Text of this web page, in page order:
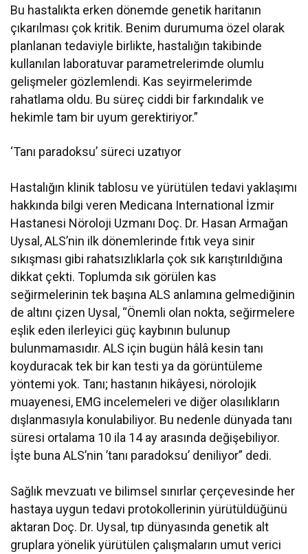
Bu hastalıkta erken dönemde genetik haritanın
çıkarılması çok kritik. Benim durumuma özel olarak
planlanan tedaviyle birlikte, hastalığın takibinde
kullanılan laboratuvar parametrelerimde olumlu
gelişmeler gözlemlendi. Kas seyirmelerimde
rahatlama oldu. Bu süreç ciddi bir farkındalık ve
hekimle tam bir uyum gerektiriyor.”
‘Tanı paradoksu’ süreci uzatıyor
Hastalığın klinik tablosu ve yürütülen tedavi yaklaşımı
hakkında bilgi veren Medicana International İzmir
Hastanesi Nöroloji Uzmanı Doç. Dr. Hasan Armağan
Uysal, ALS’nin ilk dönemlerinde fıtık veya sinir
sıkışması gibi rahatsızlıklarla çok sık karıştırıldığına
dikkat çekti. Toplumda sık görülen kas
seğirmelerinin tek başına ALS anlamına gelmediğinin
de altını çizen Uysal, “Önemli olan nokta, seğirmelere
eşlik eden ilerleyici güç kaybının bulunup
bulunmamasıdır. ALS için bugün hâlâ kesin tanı
koyduracak tek bir kan testi ya da görüntüleme
yöntemi yok. Tanı; hastanın hikâyesi, nörolojik
muayenesi, EMG incelemeleri ve diğer olasılıkların
dışlanmasıyla konulabiliyor. Bu nedenle dünyada tanı
süresi ortalama 10 ila 14 ay arasında değişebiliyor.
İşte buna ALS’nin ’tanı paradoksu’ deniliyor” dedi.
Sağlık mevzuatı ve bilimsel sınırlar çerçevesinde her
hastaya uygun tedavi protokollerinin yürütüldüğünü
aktaran Doç. Dr. Uysal, tıp dünyasında genetik alt
gruplara yönelik yürütülen çalışmaların umut verici